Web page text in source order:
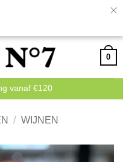
×
0
werkdag verzonden
/ WIJNEN